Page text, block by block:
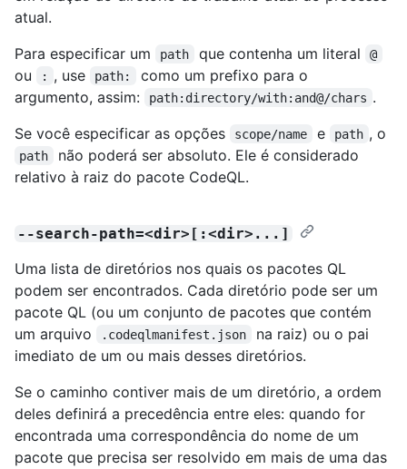
atual.
Para especificar um
path que contenha um literal @
ou : , use path:
como um prefixo para o
argumento, assim:
path:directory/with:and@/chars .
Se você especificar as opções
scope/name e path , o
path
não poderá ser absoluto. Ele é considerado
relativo à raiz do pacote CodeQL.
--search-path=<dir>[:<dir>...]
Uma lista de diretórios nos quais os pacotes QL
podem ser encontrados. Cada diretório pode ser um
pacote QL (ou um conjunto de pacotes que contém
um arquivo
.codeqlmanifest.json
na raiz) ou o pai
imediato de um ou mais desses diretórios.
Se o caminho contiver mais de um diretório, a ordem
deles definirá a precedência entre eles: quando for
encontrada uma correspondência do nome de um
pacote que precisa ser resolvido em mais de uma das